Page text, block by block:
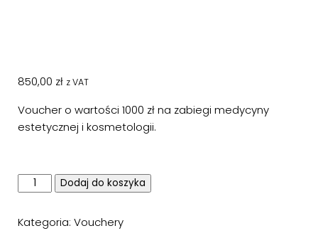
850,00 zł z VAT
Voucher o wartości 1000 zł na zabiegi medycyny
estetycznej i kosmetologii.
ilość
1000
Dodaj do koszyka
Kategoria: Vouchery